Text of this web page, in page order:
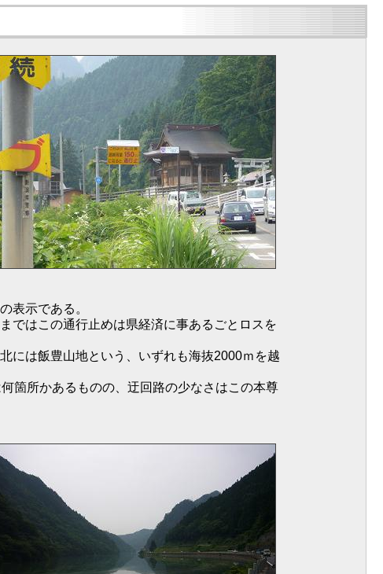
表示である。
ではこの通行止めは県経済に事あるごとロスを
には飯豊山地という、いずれも海抜2000ｍを越
箇所かあるものの、迂回路の少なさはこの本尊